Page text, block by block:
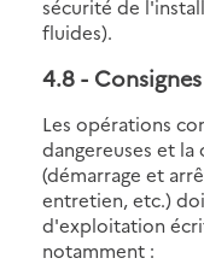
sécurité de
fluides).
4.8 -
Les opérations
dangereuses et
(démarrage et
entretien, etc.)
d'exploitation
notamment :